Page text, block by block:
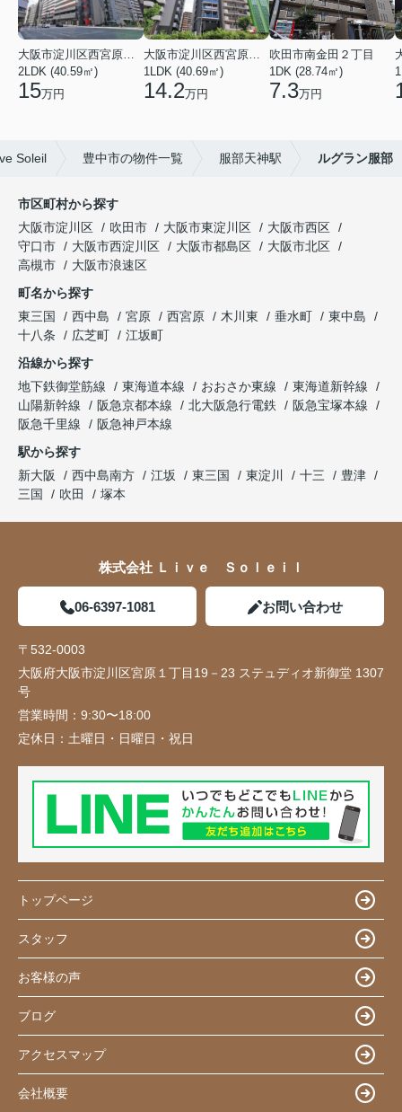
大阪市淀川区西宮原１丁目
2LDK (40.59㎡)
15万円
大阪市淀川区西宮原１丁目
1LDK (40.69㎡)
14.2万円
吹田市南金田２丁目
1DK (28.74㎡)
7.3万円
Soleil 豊中市の物件一覧 服部天神駅 ルグラン服部
市区町村から探す
大阪市淀川区
吹田市 大阪市東淀川区
大阪市西区
守口市
大阪市西淀川区 大阪市都島区
大阪市北区
高槻市
大阪市浪速区
町名から探す
東三国
西中島 宮原 西宮原 木川東 垂水町
東中島
十八条
広芝町
江坂町
沿線から探す
地下鉄御堂筋線
東海道本線 おおさか東線
東海道新幹線
山陽新幹線
阪急京都本線 北大阪急行電鉄
阪急宝塚本線
阪急千里線
阪急神戸本線
駅から探す
新大阪
西中島南方 江坂 東三国 東淀川 十三
豊津
三国
吹田 塚本
株式会社 Ｌｉｖｅ Ｓｏｌｅｉｌ
06-6397-1081 お問い合わせ
〒532-0003
大阪府大阪市淀川区宮原１丁目19－23 ステュディオ新御堂 1307
号
営業時間： 9:30〜18:00
定休日： 土曜日・日曜日・祝日
トップページ
スタッフ
お客様の声
ブログ
アクセスマップ
会社概要